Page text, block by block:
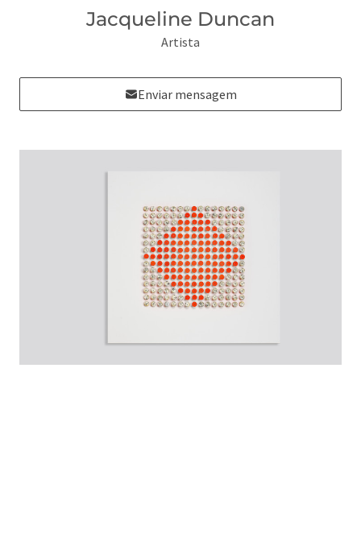
Jacqueline Duncan
Artista
Enviar mensagem